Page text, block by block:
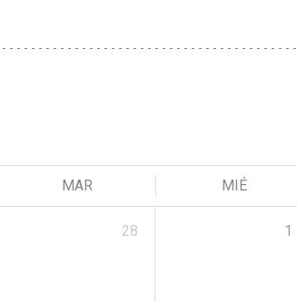
MAR MIÉ
28 1